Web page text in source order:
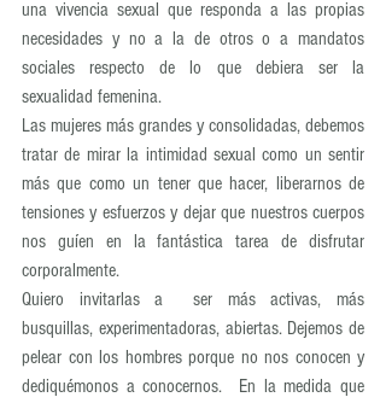
una vivencia sexual que responda a las propias
necesidades y no a la de otros o a mandatos
sociales respecto de lo que debiera ser la
sexualidad femenina.
Las mujeres más grandes y consolidadas, debemos
tratar de mirar la intimidad sexual como un sentir
más que como un tener que hacer, liberarnos de
tensiones y esfuerzos y dejar que nuestros cuerpos
nos guíen en la fantástica tarea de disfrutar
corporalmente.
Quiero invitarlas a  ser más activas, más
busquillas, experimentadoras, abiertas. Dejemos de
pelear con los hombres porque no nos conocen y
dediquémonos a conocernos.  En la medida que